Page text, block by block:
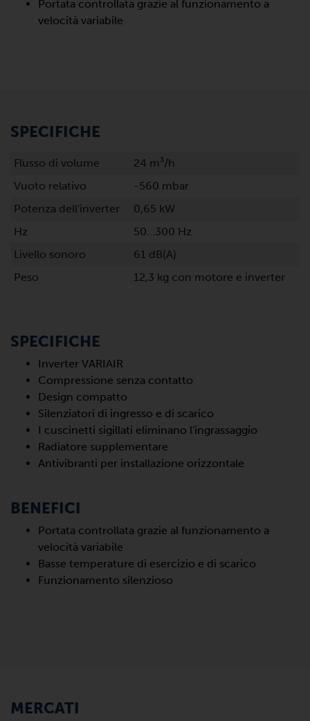
Portata controllata grazie al funzionamento a
velocità variabile
SPECIFICHE
Flusso di volume
24 m³/h
Vuoto relativo
-560 mbar
Potenza dell'inverter
0,65 kW
Hz
50…300 Hz
Livello sonoro
61 dB(A)
Peso
12,3 kg con motore e inverter
SPECIFICHE
Inverter VARIAIR
Compressione senza contatto
Design compatto
Silenziatori di ingresso e di scarico
I cuscinetti sigillati eliminano l'ingrassaggio
Radiatore supplementare
Antivibranti per installazione orizzontale
BENEFICI
Portata controllata grazie al funzionamento a
velocità variabile
Basse temperature di esercizio e di scarico
Funzionamento silenzioso
MERCATI